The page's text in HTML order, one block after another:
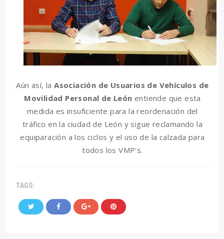
Aún así, laAsociación de Usuarios de Vehículos de
Movilidad Personal de León entiende que esta
medida es insuficiente para la reordenación del
tráfico en la ciudad de León y sigue reclamando la
equiparación a los ciclos y el uso de la calzada para
todos los VMP's.
TAGS: